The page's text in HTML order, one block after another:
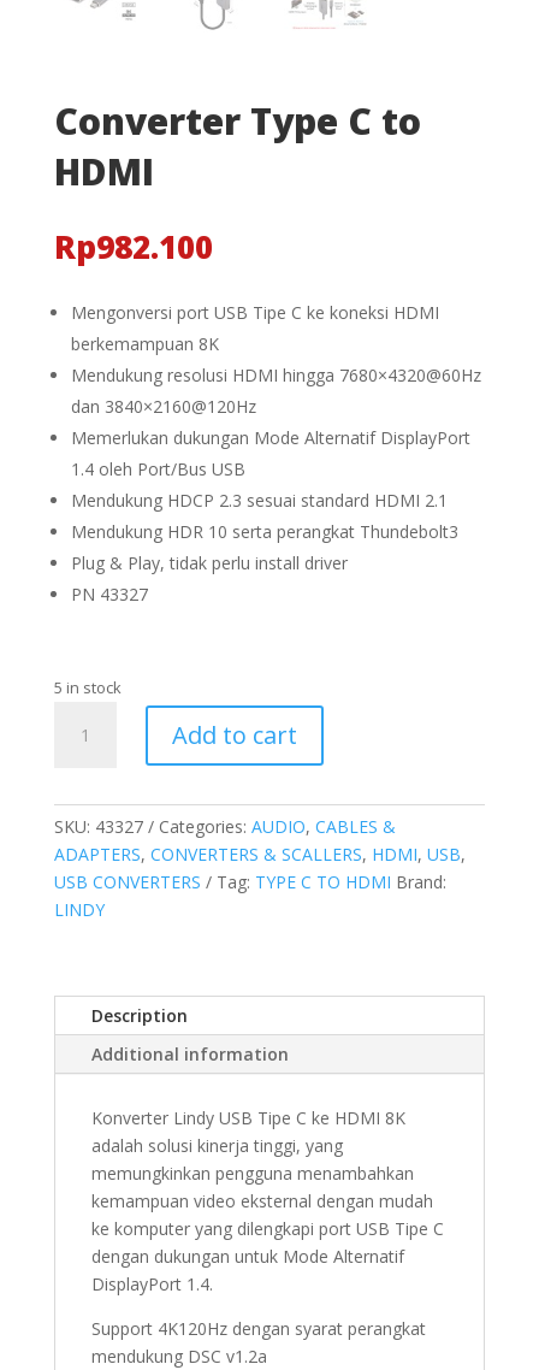
Converter Type C to
HDMI
Rp982.100
Mengonversi port USB Tipe C ke koneksi HDMI
berkemampuan 8K
Mendukung resolusi HDMI hingga 7680×4320@60Hz
dan 3840×2160@120Hz
Memerlukan dukungan Mode Alternatif DisplayPort
1.4 oleh Port/Bus USB
Mendukung HDCP 2.3 sesuai standard HDMI 2.1
Mendukung HDR 10 serta perangkat Thundebolt3
Plug & Play, tidak perlu install driver
PN 43327
5 in stock
Type
HDMI
quantity
Add to cart
SKU: 43327 Categories: AUDIO, CABLES &
ADAPTERS, CONVERTERS & SCALLERS, HDMI, USB,
USB CONVERTERS
Tag: TYPE C TO HDMI Brand:
LINDY
Description
Additional information
Konverter Lindy USB Tipe C ke HDMI 8K
adalah solusi kinerja tinggi, yang
memungkinkan pengguna menambahkan
kemampuan video eksternal dengan mudah
ke komputer yang dilengkapi port USB Tipe C
dengan dukungan untuk Mode Alternatif
DisplayPort 1.4.
Support 4K120Hz dengan syarat perangkat
mendukung DSC v1.2a